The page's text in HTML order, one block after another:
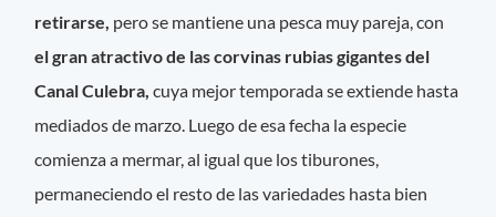
retirarse, pero se mantiene una pesca muy pareja, con
el gran atractivo de las corvinas rubias gigantes del
Canal Culebra, cuya mejor temporada se extiende hasta
mediados de marzo. Luego de esa fecha la especie
comienza a mermar, al igual que los tiburones,
permaneciendo el resto de las variedades hasta bien